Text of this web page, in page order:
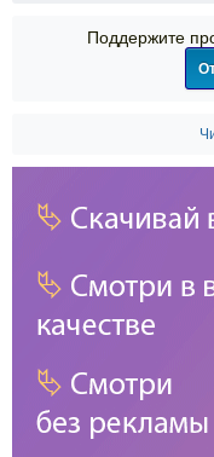
Поддержите